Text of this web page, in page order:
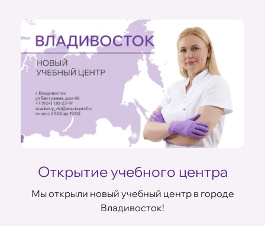
Открытие учебного центра
Мы открыли новый учебный центр в городе
Владивосток!